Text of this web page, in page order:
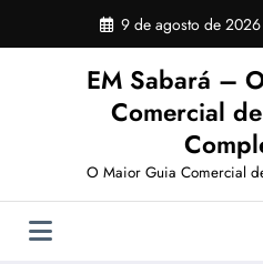
o
9 de agosto de 2026
EM Sabará –
Comercial
O Maior Guia Comercial